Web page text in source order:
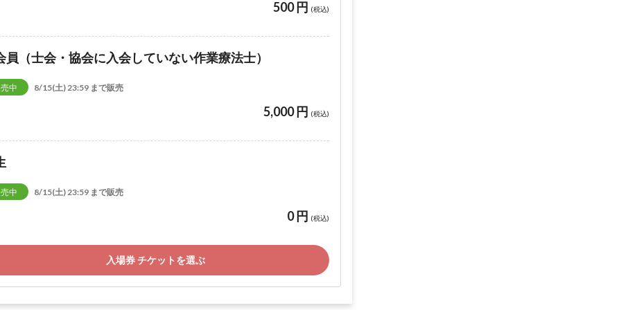
500 円 (税込)
員（士会・協会に入会していない作業療法士）
中 8/15(土) 23:59 まで販売
5,000 円 (税込)
中 8/15(土) 23:59 まで販売
0 円 (税込)
入場券 チケットを選ぶ